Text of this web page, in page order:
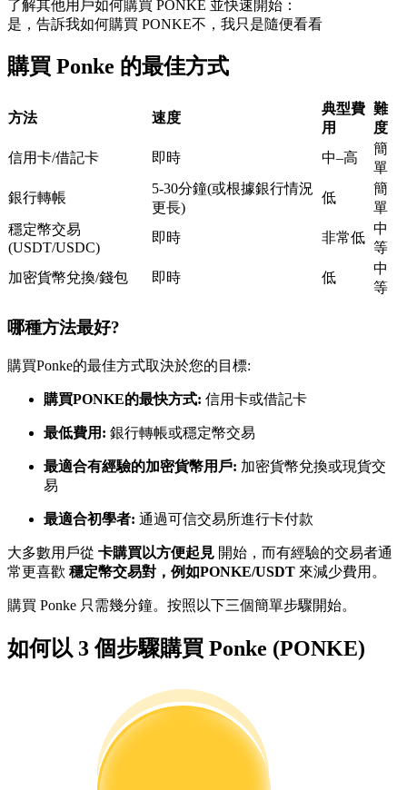
多種以USDC結算的永續合約
與頂尖交易專家同行
成為跟單交易員
坐享盈利分成和跟單分傭
合約資訊
包含交易情況等的大數據分析
了解其他用戶如何購買 PONKE 並快速開始：
是，告訴我如何購買 PONKE不，我只是隨便看看
購買 Ponke 的最佳方式
方法 速度
典型費
用
難
度
信用卡/借記卡
即時 中–高
簡
單
銀行轉帳
5-30分鐘(或根據銀行情況
更長)
低
簡
單
穩定幣交易
(USDT/USDC)
即時 非常低
中
等
加密貨幣兌換/錢包
即時 低
中
等
哪種方法最好?
購買Ponke的最佳方式取決於您的目標:
購買PONKE的最快方式: 信用卡或借記卡
最低費用: 銀行轉帳或穩定幣交易
最適合有經驗的加密貨幣用戶: 加密貨幣兌換或現貨交
易
最適合初學者: 通過可信交易所進行卡付款
大多數用戶從 卡購買以方便起見 開始，而有經驗的交易者通
常更喜歡 穩定幣交易對，例如PONKE/USDT 來減少費用。
購買 Ponke 只需幾分鐘。按照以下三個簡單步驟開始。
如何以 3 個步驟購買 Ponke (PONKE)